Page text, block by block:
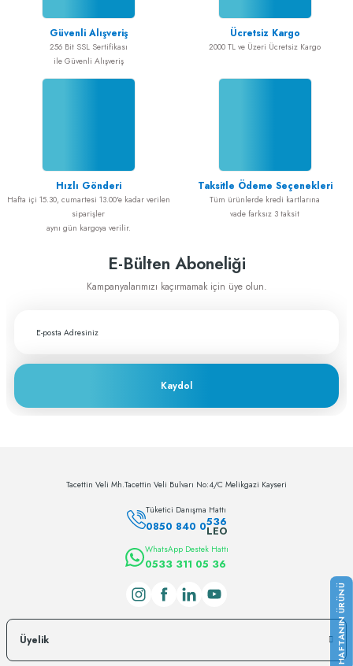
Güvenli Alışveriş
256 Bit SSL Sertifikası
ile Güvenli Alışveriş
Ücretsiz Kargo
2000 TL ve Üzeri Ücretsiz Kargo
Hızlı Gönderi
Hafta içi 15.30, cumartesi 13.00'e kadar verilen
siparişler
aynı gün kargoya verilir.
Taksitle Ödeme Seçenekleri
Tüm ürünlerde kredi kartlarına
vade farksız 3 taksit
E-Bülten Aboneliği
Kampanyalarımızı kaçırmamak için üye olun.
Kaydol
Tacettin Veli Mh.Tacettin Veli Bulvarı No:4/C Melikgazi Kayseri
Tüketici Danışma Hattı
0850 840 0536
LEO
WhatsApp Destek Hattı
0533 311 05 36
Üyelik